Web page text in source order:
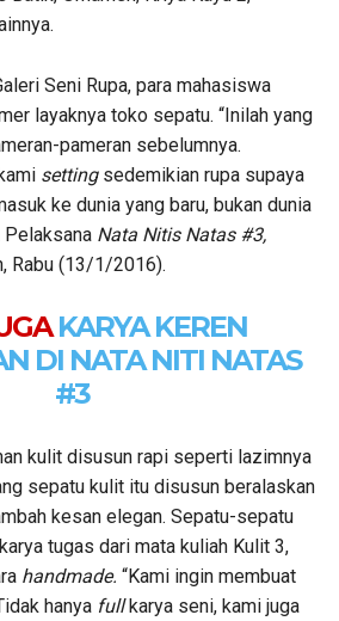
Seni Rupa, para mahasiswa
layaknya toko sepatu. “Inilah yang
pameran sebelumnya.
setting sedemikian rupa supaya
ke dunia yang baru, bukan dunia
Pelaksana Nata Nitis Natas #3,
Rabu (13/1/2016).
KARYA KEREN
DI NATA NITI NATAS
#3
kulit disusun rapi seperti lazimnya
sepatu kulit itu disusun beralaskan
kesan elegan. Sepatu-sepatu
tugas dari mata kuliah Kulit 3,
handmade. “Kami ingin membuat
hanya fullkarya seni, kami juga